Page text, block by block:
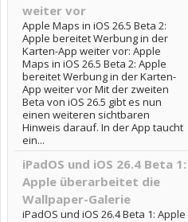
weiter vor
Apple Maps in iOS 26.5 Beta 2:
Apple bereitet Werbung in der
Karten-App weiter vor: Apple
Maps in iOS 26.5 Beta 2: Apple
bereitet Werbung in der Karten-
App weiter vor Mit der zweiten
Beta von iOS 26.5 gibt es nun
einen weiteren sichtbaren
Hinweis darauf. In der App taucht
ein...
iPadOS und iOS 26.4 Beta 1:
Apple überarbeitet die
Wallpaper-Galerie
iPadOS und iOS 26.4 Beta 1: Apple